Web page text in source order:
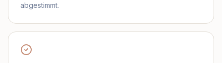
abgestimmt.